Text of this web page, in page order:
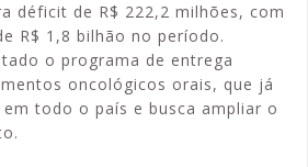
déficit de R$ 222,2 milhões, com
R$ 1,8 bilhão no período.
o programa de entrega
oncológicos orais, que já
todo o país e busca ampliar o